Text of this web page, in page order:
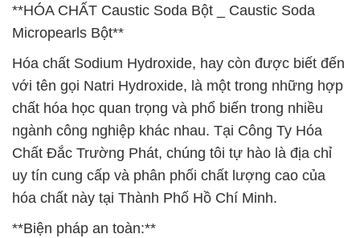
**HÓA CHẤT Caustic Soda Bột _ Caustic Soda
Micropearls Bột**
Hóa chất Sodium Hydroxide, hay còn được biết đến
với tên gọi Natri Hydroxide, là một trong những hợp
chất hóa học quan trọng và phổ biến trong nhiều
ngành công nghiệp khác nhau. Tại Công Ty Hóa
Chất Đắc Trường Phát, chúng tôi tự hào là địa chỉ
uy tín cung cấp và phân phối chất lượng cao của
hóa chất này tại Thành Phố Hồ Chí Minh.
**Biện pháp an toàn:**